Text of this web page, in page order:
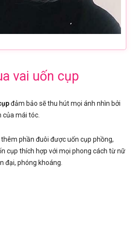
vai uốn cụp
đảm bảo sẽ thu hút mọi ánh nhìn bởi
của mái tóc.
phần đuôi được uốn cụp phồng,
cụp thích hợp với mọi phong cách từ nữ
đại, phóng khoáng.